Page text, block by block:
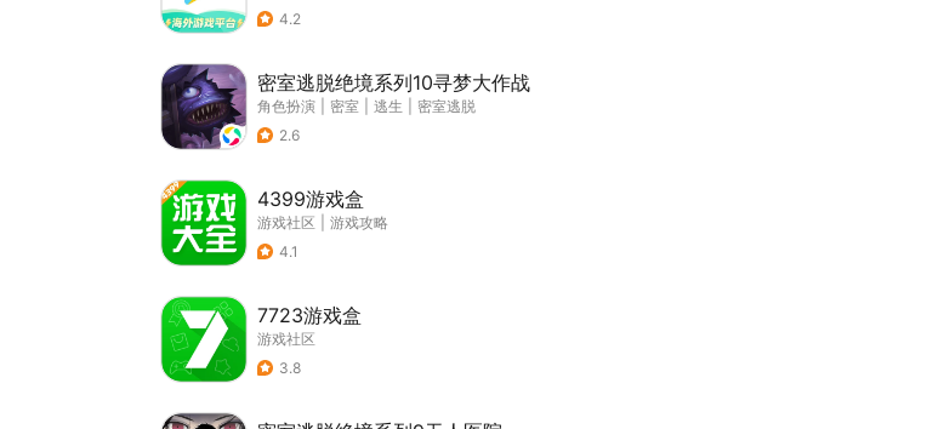
4.2
密室逃脱绝境系列10寻梦大作战
角色扮演 密室 逃生
密室逃脱
2.6
4399游戏盒
游戏社区
游戏攻略
4.1
7723游戏盒
游戏社区
3.8